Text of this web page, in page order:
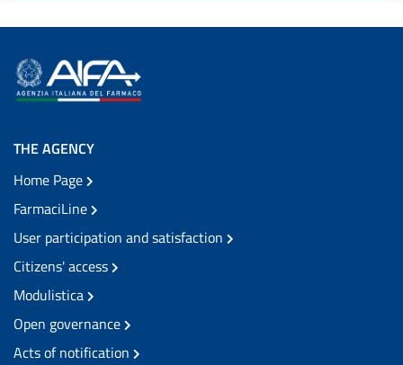
THE AGENCY
Home Page
FarmaciLine
User participation and satisfaction
Citizens' access
Modulistica
Open governance
Acts of notification